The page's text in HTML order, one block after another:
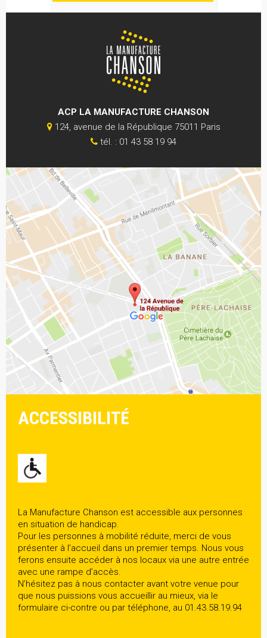
ACP LA MANUFACTURE CHANSON
124, avenue de la République 75011 Paris
tél. : 01 43 58 19 94
ACCESSIBILITÉ
La Manufacture Chanson est accessible aux personnes
en situation de handicap.
Pour les personnes à mobilité réduite, merci de vous
présenter à l’accueil dans un premier temps. Nous vous
ferons ensuite accéder à nos locaux via une autre entrée
avec une rampe d’accès.
N’hésitez pas à nous contacter avant votre venue pour
que nous puissions vous accueillir au mieux, via le
formulaire ci-contre ou par téléphone, au 01.43.58.19.94